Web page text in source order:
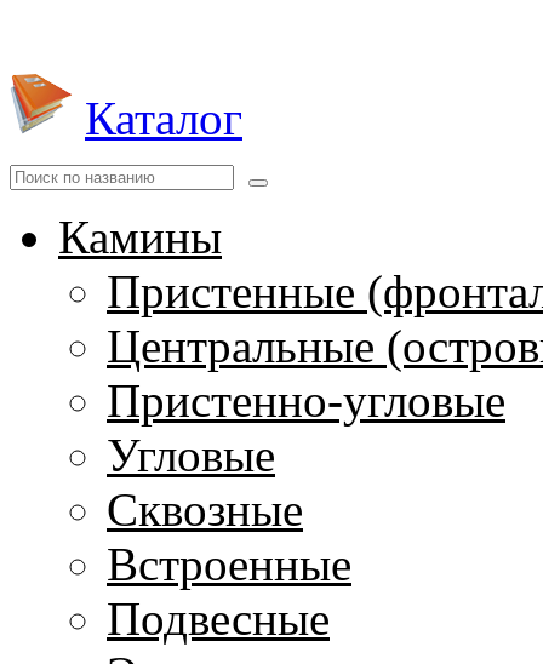
Каталог
Камины
Пристенные
Центральные
Пристенно-угловые
Угловые
Сквозные
Встроенные
Подвесные